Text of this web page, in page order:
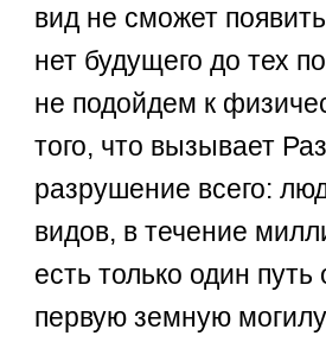
вид не сможет
нет будущего до тех
не подойдем к
того, что вызывает
разрушение всего:
видов, в течение
есть только один путь
первую земную